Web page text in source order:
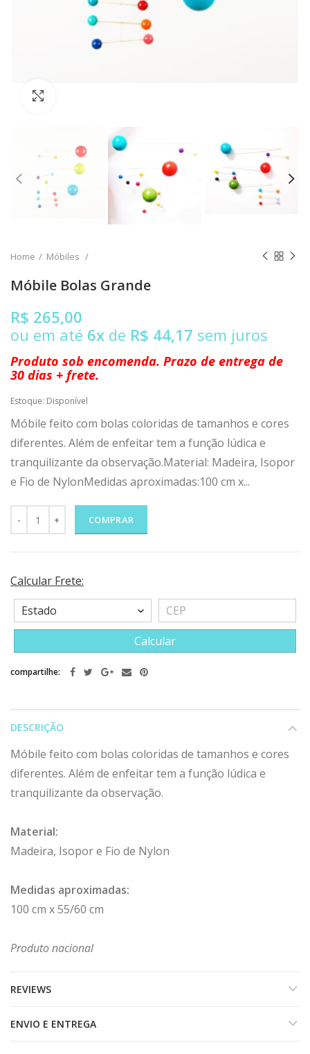
Home Móbiles
Móbile Bolas Grande
R$ 265,00
ou em até 6x de R$ 44,17 sem juros
Produto sob encomenda. Prazo de entrega de
30 dias + frete.
Estoque: Disponível
Móbile feito com bolas coloridas de tamanhos e cores
diferentes. Além de enfeitar tem a função lúdica e
tranquilizante da observação.Material: Madeira, Isopor
e Fio de NylonMedidas aproximadas:100 cm x...
COMPRAR
Calcular Frete:
Calcular
compartilhe:
DESCRIÇÃO
Móbile feito com bolas coloridas de tamanhos e cores
diferentes. Além de enfeitar tem a função lúdica e
tranquilizante da observação.
Material:
Madeira, Isopor e Fio de Nylon
Medidas aproximadas:
100 cm x 55/60 cm
Produto nacional
REVIEWS
ENVIO E ENTREGA